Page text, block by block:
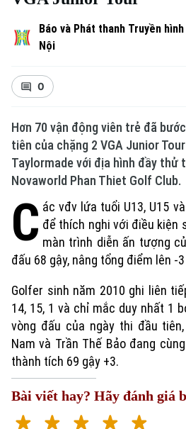
Báo và Phát thanh Truyền hình
Nội
0
Hơn 70 vận động viên trẻ đã
tiên của chặng 2 VGA Junior
Taylormade với địa hình đầy thử
Novaworld Phan Thiet Golf Club.
C ác vđv lứa tuổi U13, U15
để thích nghi với điều kiện
màn trình diễn ấn tượng
đấu 68 gậy, nâng tổng điểm lên -
Golfer sinh năm 2010 ghi liên
14, 15, 1 và chỉ mắc duy nhất 1
vòng đấu của ngày thi đầu
Nam và Trần Thế Bảo đang
thành tích 69 gậy +3.
Bài viết hay? Hãy đánh giá